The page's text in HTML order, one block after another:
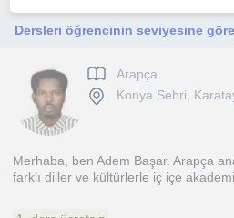
Arapça
Konya Sehri,
Merhaba, ben Adem Başar. Arapça
farklı diller ve kültürlerle iç içe